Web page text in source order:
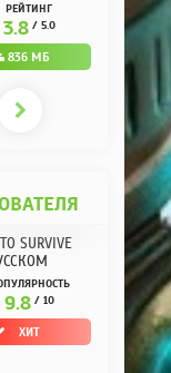
НА
REPACK
РЕЙТИНГ
3.8 / 5.0
836 МБ
SURVIVE
9.8 / 10
ХИТ